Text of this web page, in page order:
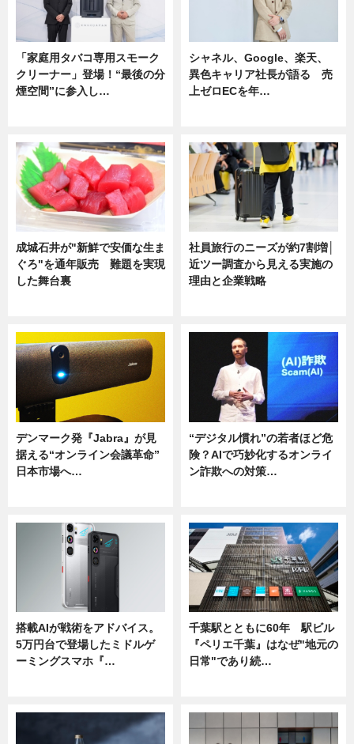
「家庭用タバコ専用スモーク
クリーナー」登場！“最後の分
煙空間”に参入し…
シャネル、Google、楽天、
異色キャリア社長が語る 売
上ゼロECを年…
成城石井が"新鮮で安価な生ま
ぐろ"を通年販売 難題を実現
した舞台裏
社員旅行のニーズが約7割増│
近ツー調査から見える実施の
理由と企業戦略
デンマーク発『Jabra』が見
据える“オンライン会議革命”
日本市場へ…
“デジタル慣れ”の若者ほど危
険？AIで巧妙化するオンライ
ン詐欺への対策…
搭載AIが戦術をアドバイス。
5万円台で登場したミドルゲ
ーミングスマホ『…
千葉駅とともに60年 駅ビル
『ペリエ千葉』はなぜ"地元の
日常"であり続…